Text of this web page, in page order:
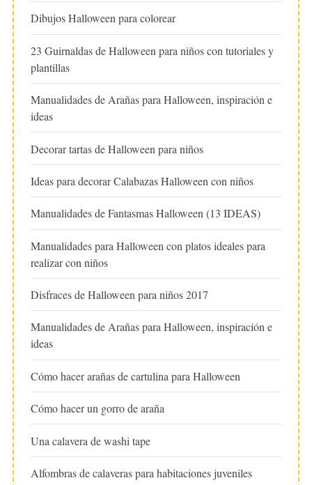
Dibujos Halloween para colorear
23 Guirnaldas de Halloween para niños con tutoriales y
plantillas
Manualidades de Arañas para Halloween, inspiración e
ideas
Decorar tartas de Halloween para niños
Ideas para decorar Calabazas Halloween con niños
Manualidades de Fantasmas Halloween (13 IDEAS)
Manualidades para Halloween con platos ideales para
realizar con niños
Disfraces de Halloween para niños 2017
Manualidades de Arañas para Halloween, inspiración e
ideas
Cómo hacer arañas de cartulina para Halloween
Cómo hacer un gorro de araña
Una calavera de washi tape
Alfombras de calaveras para habitaciones juveniles